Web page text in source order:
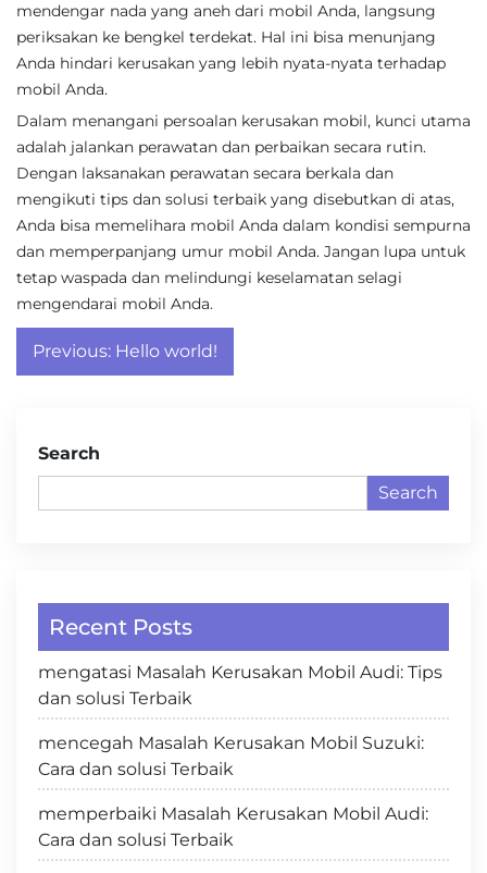
mendengar nada yang aneh dari mobil Anda, langsung
periksakan ke bengkel terdekat. Hal ini bisa menunjang
Anda hindari kerusakan yang lebih nyata-nyata terhadap
mobil Anda.
Dalam menangani persoalan kerusakan mobil, kunci utama
adalah jalankan perawatan dan perbaikan secara rutin.
Dengan laksanakan perawatan secara berkala dan
mengikuti tips dan solusi terbaik yang disebutkan di atas,
Anda bisa memelihara mobil Anda dalam kondisi sempurna
dan memperpanjang umur mobil Anda. Jangan lupa untuk
tetap waspada dan melindungi keselamatan selagi
mengendarai mobil Anda.
Post
navigation
Previous: Hello world!
Search
Search
Recent Posts
mengatasi Masalah Kerusakan Mobil Audi: Tips
dan solusi Terbaik
mencegah Masalah Kerusakan Mobil Suzuki:
Cara dan solusi Terbaik
memperbaiki Masalah Kerusakan Mobil Audi:
Cara dan solusi Terbaik